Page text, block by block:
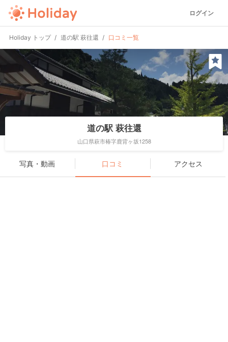
ログイン
Holiday トップ 道の駅 萩往還 口コミ一覧
道の駅 萩往還
山口県萩市椿字鹿背ヶ坂1258
写真・動画 口コミ アクセス